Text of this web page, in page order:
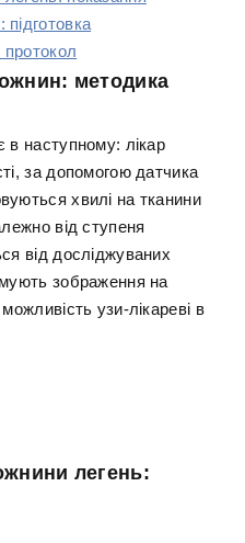
методика
в наступному: лікар
за допомогою датчика
хвилі на тканини
від ступеня
від досліджуваних
зображення на
узи-лікареві в
легень: